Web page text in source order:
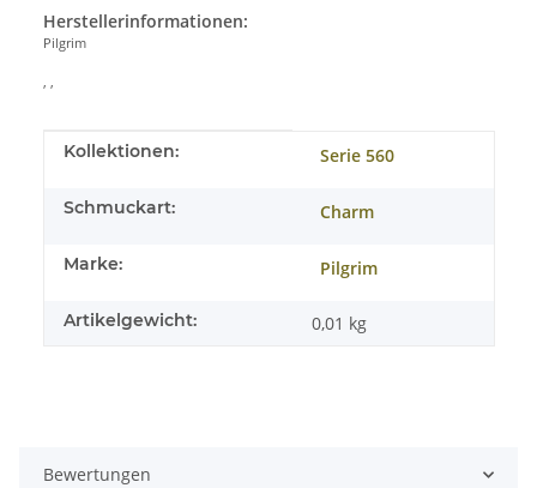
Herstellerinformationen:
Pilgrim
, ,
Produkteigenschaft
Wert
Kollektionen: Serie 560
Schmuckart: Charm
Marke: Pilgrim
Artikelgewicht: 0,01 kg
Bewertungen